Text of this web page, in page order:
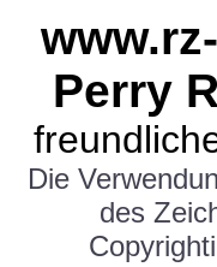
Perry
Die
des